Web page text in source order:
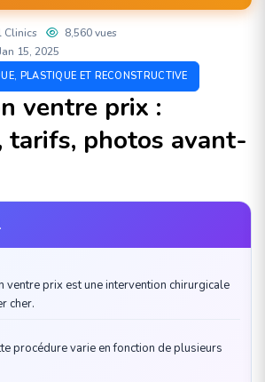
Clinics
8,560 vues
15, 2025
PLASTIQUE ET RECONSTRUCTIVE
ventre prix :
tarifs, photos avant-
ventre prix est une intervention chirurgicale
cher.
procédure varie en fonction de plusieurs